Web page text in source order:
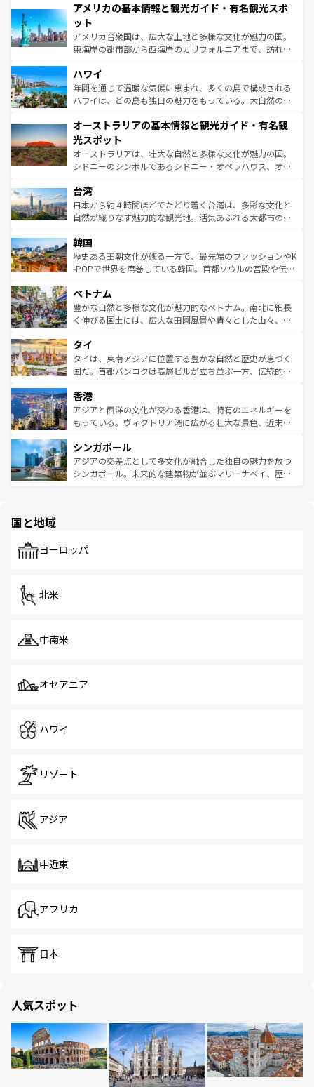
ンツ一覧を参照してほしい。
の建物がそのまま残る町や、スイスならではのユニークな
博物館もあり、アルプス観光だけでなく町歩きも満喫する
ことができる。国民の所得が高いため物価も高いが、旅行
者向けの交通パス提供のサービスもあり、うまく活用すれ
着のスイス情報は
アメリカの基本情報と観光ガイド・有名観光スポ
ット
アメリカ合衆国は、広大な土地と多様な文化が魅力の国。
東海岸の都市部から西海岸のカリフォルニアまで、訪れる
のような巨大都市は、観光、ショッピング、エンターテイ
ンメントが詰まった刺激的なスポットだ。一方、アメリカ
西部には大自然が広がり、グランドキャニオンやイエロー
部のニューオーリンズでは、音楽と美食が融合した独特の
文化が魅力。旅行者はアメリカの各地域で異なる魅力を楽
しみながら、その多様性と豊かな歴史を感じることができ
るだろう。車でのロードトリップや列車の旅も、アメリカ
情報は
ハワイ
年間を通じて温暖な気候に恵まれ、多くの島で構成される
ハワイは、どの島も独自の魅力をもっている。大自然の神
ワイ島は見逃せない。また、定番の観光地といえばオアフ
島だが、静かな自然を求めるならマウイ島やカウアイ島が
おすすめ。エメラルドグリーンに輝く海をはじめ、豊かな
文化や歴史が息づいている。「アロハスピリット」と呼ば
人々、おいしいローカルフードやハワイアンミュージッ
ク、伝統的なフラダンスなど、すべてがハワイの魅力を彩
っている。訪れるたびに新しい発見と感動が待っているハ
はコンテンツ一覧
オーストラリアの基本情報と観光ガイド・有名観
光スポット
オーストラリアは、壮大な自然と多様な文化が魅力の国。
シドニーのシンボルであるシドニー・オペラハウス、オー
リアリーフや大陸中央部にそびえるウルル（エアーズロッ
ク）、タスマニアの美しい原生林やケアンズの熱帯雨林な
ど、見どころがたくさん。また、カフェやワイン、オージ
いる。アクティビティも充実しており、サーフィンやダイ
ビング、ハイキングなど、アウトドア好きにはたまらな
い。オーストラリアの多彩な魅力を存分に味わいつくそ
参照してほしい。
台湾
日本から約４時間ほどでたどり着く台湾は、多彩な文化と
自然が織りなす魅力的な観光地。活気あふれる大都市の台
ン）、静ひつな山岳地帯である台湾東部など、都市の喧騒
と山間の静けさが共存しており、訪れる人に新しい発見と
驚きをもたらしてくれる。また、奥深い台湾の食文化も魅
容にもいいと評判のスイーツなど、バラエティ豊かな料理
が味わえる。 なお、新着の台湾情報は コンテンツ一覧を参
照してほしい。
韓国
歴史ある王朝文化が残る一方で、最先端のファッションやK
-POPで世界を席巻している韓国。首都ソウルの宮殿や伝統
き、地方に足を延ばせば四季折々の自然美を楽しむことが
できる。そして、キムチや焼肉、絶品のストリートフード
まで、さまざまな韓国料理が待っている。夜には、韓国な
リティに包まれながら、韓国の多彩な魅力を心ゆくまで味
わってみてほしい。 なお、新着の韓国情報はコンテンツ一
覧を参照してほしい。
ベトナム
豊かな自然と多様な文化が魅力的なベトナム。南北に細長
く伸びる国土には、広大な田園風景や青々とした山々、世
急速な発展と共に伝統が息づく。ハノイの古い町並みやホ
ーチミン市のフランス統治時代の建物も、独特の雰囲気を
醸し出している。また、バラエティの豊かさとおいしさで
とつ。フォーやバインミー、ベトナムコーヒーなどは、ぜ
ひ現地で味わいたい。どの地域を訪れてもあたたかい人々
が旅行者を迎えてくれるので、きっと忘れられない旅にな
参照してほしい。
タイ
タイは、東南アジアに位置する豊かな自然と歴史が息づく
国だ。首都バンコクは高層ビルが立ち並ぶ一方、伝統的な
の活気が交差している。北部ではチェンマイなどの山岳地
帯で自然と触れ合い、南部ではプーケットやクラビの美し
いビーチでリゾート気分を楽しむことができる。タイ料理
激する。気候は一年中温暖で、どの季節にも異なる楽しみ
が待っている。親しみやすいタイの人々、仏教を中心とし
た文化、そして多様な観光資源が、訪れる旅人を魅了し続
香港
アジアと西洋の文化が交わる香港は、特有のエネルギーを
もっている。ヴィクトリア湾に広がる壮大な景色、近未来
み、どこを訪れても感動するはず。観光スポットが密集し
ており、効率よく見どころを回れるのも魅力。息をのむよ
うな絶景から文化的な体験まで、香港を存分に楽しみ尽く
シンガポール
アジアの交差点として多文化が融合した独自の魅力を放つ
シンガポール。未来的な建築物が並ぶマリーナベイ、歴史
で、ホーカーズは地元の風情を楽しめる外せないスポット
国と地域
ヨーロッパ
北米
中南米
オセアニア
ハワイ
リゾート
アジア
中近東
アフリカ
日本
人気スポット